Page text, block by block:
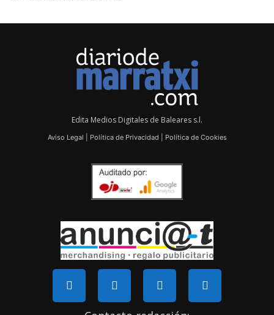
Edita Medios Digitales de Baleares s.l.
Aviso Legal Política de Privacidad Política de Cookies